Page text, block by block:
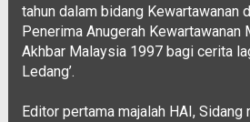
tahun dalam bidang Kewartawanan
Penerima Anugerah Kewartawanan
Akhbar Malaysia 1997 bagi cerita
Ledang’.
Editor pertama majalah HAI, Sidang